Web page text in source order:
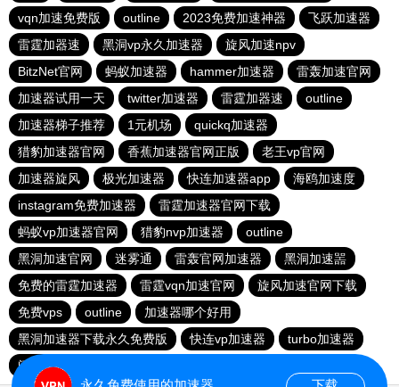
vqn加速免费版
outline 2023免费加速神器
飞跃加速器
雷霆加器速
黑洞vp永久加速器
旋风加速npv
BitzNet官网
蚂蚁加速器 hammer加速器
雷轰加速官网
加速器试用一天
twitter加速器 雷霆加器速
outline
加速器梯子推荐
1元机场
quickq加速器
猎豹加速器官网
香蕉加速器官网正版
老王vp官网
加速器旋风
极光加速器 快连加速器app
海鸥加速度
instagram免费加速器
雷霆加速器官网下载
蚂蚁vp加速器官网
猎豹nvp加速器
outline
黑洞加速官网
迷雾通 雷轰官网加速器
黑洞加速噐
免费的雷霆加速器
雷霆vqn加速官网
旋风加速官网下载
免费vps
outline
加速器哪个好用
黑洞加速器下载永久免费版
快连vp加速器
turbo加速器
闪电加速器